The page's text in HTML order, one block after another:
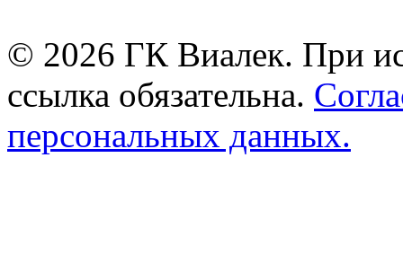
© 2026 ГК Виалек. При
ссылка обязательна.
персональных данных.